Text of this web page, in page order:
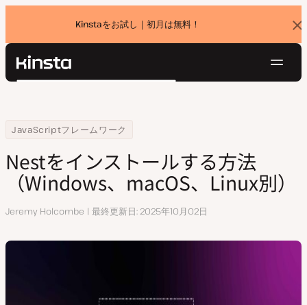
Kinstaをお試し｜初月は無料！
バ
ナ
Kinsta®
ン
価格設定
お問い合わせ
検
Home
リソースセンター
JavaScriptフレームワーク
Nestをインストールする方法（Windows、macOS、Linux別）
Nestをインストールする方法
（Windows、macOS、Linux別）
執
Jeremy Holcombe 最終更新日 2025年10月02日